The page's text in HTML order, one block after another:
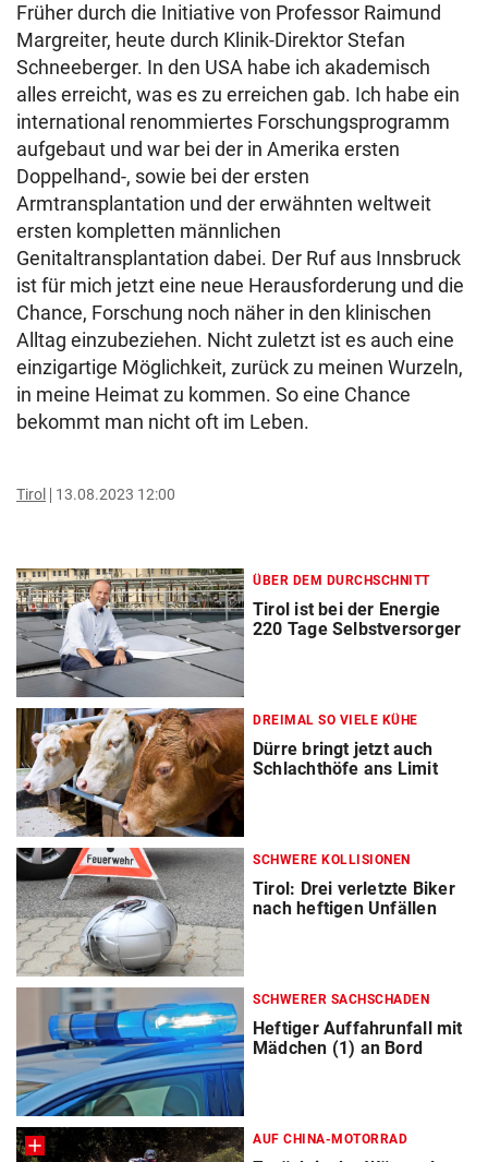
Früher durch die Initiative von Professor Raimund
Margreiter, heute durch Klinik-Direktor Stefan
Schneeberger. In den USA habe ich akademisch
alles erreicht, was es zu erreichen gab. Ich habe ein
international renommiertes Forschungsprogramm
aufgebaut und war bei der in Amerika ersten
Doppelhand-, sowie bei der ersten
Armtransplantation und der erwähnten weltweit
ersten kompletten männlichen
Genitaltransplantation dabei. Der Ruf aus Innsbruck
ist für mich jetzt eine neue Herausforderung und die
Chance, Forschung noch näher in den klinischen
Alltag einzubeziehen. Nicht zuletzt ist es auch eine
einzigartige Möglichkeit, zurück zu meinen Wurzeln,
in meine Heimat zu kommen. So eine Chance
bekommt man nicht oft im Leben.
Tirol 13.08.2023 12:00
ÜBER DEM DURCHSCHNITT
Tirol ist bei der Energie
220 Tage Selbstversorger
DREIMAL SO VIELE KÜHE
Dürre bringt jetzt auch
Schlachthöfe ans Limit
SCHWERE KOLLISIONEN
Tirol: Drei verletzte Biker
nach heftigen Unfällen
SCHWERER SACHSCHADEN
Heftiger Auffahrunfall mit
Mädchen (1) an Bord
AUF CHINA-MOTORRAD